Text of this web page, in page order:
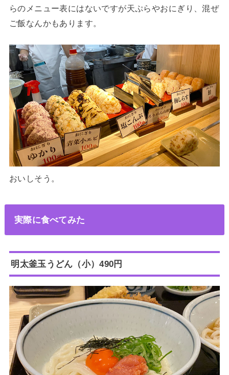
らのメニュー表にはないですが天ぷらやおにぎり、混ぜ
ご飯なんかもあります。
おいしそう。
実際に食べてみた
明太釜玉うどん（小）490円